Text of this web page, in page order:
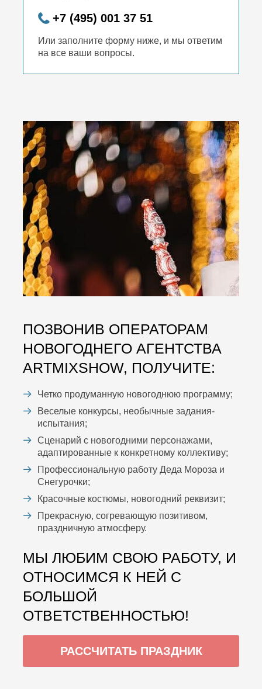
+7 (495) 001 37 51
Или заполните форму ниже, и мы ответим
на все ваши вопросы.
ПОЗВОНИВ ОПЕРАТОРАМ
НОВОГОДНЕГО АГЕНТСТВА
ARTMIXSHOW, ПОЛУЧИТЕ:
Четко продуманную новогоднюю программу;
Веселые конкурсы, необычные задания-
испытания;
Сценарий с новогодними персонажами,
адаптированные к конкретному коллективу;
Профессиональную работу Деда Мороза и
Снегурочки;
Красочные костюмы, новогодний реквизит;
Прекрасную, согревающую позитивом,
праздничную атмосферу.
МЫ ЛЮБИМ СВОЮ РАБОТУ, И
ОТНОСИМСЯ К НЕЙ С
БОЛЬШОЙ
ОТВЕТСТВЕННОСТЬЮ!
РАССЧИТАТЬ ПРАЗДНИК